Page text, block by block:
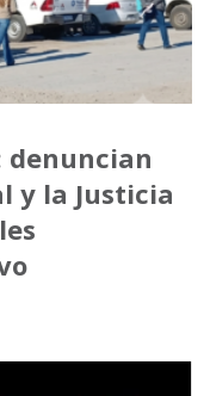
denuncian
y la Justicia